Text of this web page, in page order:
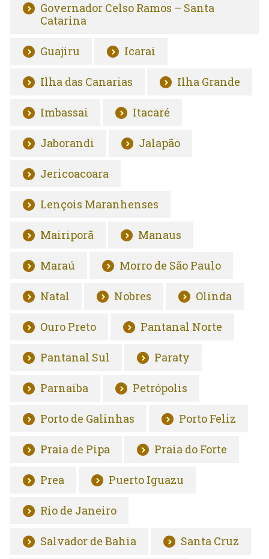
Governador Celso Ramos – Santa
Catarina
Guajiru Icarai
Ilha das Canarias Ilha Grande
Imbassai Itacaré
Jaborandi Jalapão
Jericoacoara
Lençois Maranhenses
Mairiporã Manaus
Maraú Morro de São Paulo
Natal Nobres Olinda
Ouro Preto Pantanal Norte
Pantanal Sul Paraty
Parnaiba Petrópolis
Porto de Galinhas Porto Feliz
Praia de Pipa Praia do Forte
Prea Puerto Iguazu
Rio de Janeiro
Salvador de Bahia Santa Cruz